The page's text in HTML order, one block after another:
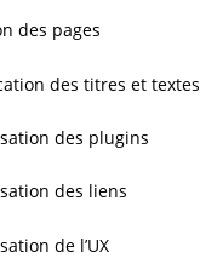
des pages
des titres et textes
des plugins
des liens
de l’UX